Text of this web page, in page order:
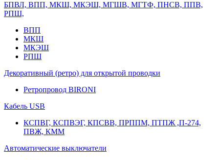
БПВЛ, ВПП, МКШ, МКЭШ, МГШВ, МГТФ, ПНСВ, ППВ,
РПШ,
ВПП
МКШ
МКЭШ
РПШ
Декоративный (ретро) для открытой проводки
Ретропровод BIRONI
Кабель USB
КСПВГ, КСПВЭГ, КПСВВ, ПРППМ, ПТПЖ ,П-274,
ПВЖ, КММ
Автоматические выключатели